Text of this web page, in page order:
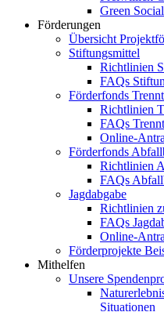
Green
Förderungen
Übersicht
Stiftungsmittel
Richtlinien
FAQs
Förderfonds
Richtlinien
FAQs
Online-
Förderfonds
Richtlinien
FAQs
Jagdabgabe
Richtlinien
FAQs
Online-
Förderprojekte
Mithelfen
Unsere
Situationen